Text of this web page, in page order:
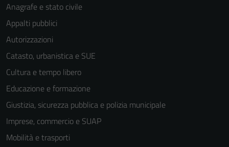
Anagrafe e stato civile
Appalti pubblici
Autorizzazioni
Catasto, urbanistica e SUE
Cultura e tempo libero
Educazione e formazione
Giustizia, sicurezza pubblica e polizia municipale
Imprese, commercio e SUAP
Mobilità e trasporti